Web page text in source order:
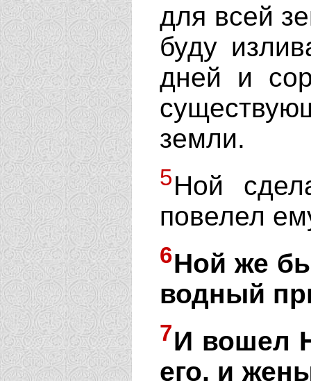
для всей
буду
дней и
земли.
5Ной
повелел
6Ной же
водный
7И вошел
его, и